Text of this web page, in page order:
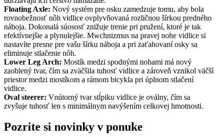
Floating Axle: Nový systém pre osku zamedzuje tomu, aby bola
rovnobežnosť nôh vidlice ovplyvňovaná rozličnou šírkou predného
náboja. Dokonalá súososť znižuje trenie pri pružení, ktoré je tak
efektívnejšie a plynulejšie. Mwchnizmus na pravej nohe vidlice si
nastavíte presne pre vašu šírku náboja a pri zaťahovaní osky sa
eliminuje stlačenie nôh.
Lower Leg Arch: Mostík medzi spodnými nohami má nový
zaoblený tvar, čím sa zväčšila tuhosť vidlice a zároveň vznikol väčší
priestor medzi mostíkom a rámom bicykla pri úplnom stlačení
vidlice.
Oval steerer: Vnútorný tvar stĺpiku vidlice je oválny, čím sa
zvyšuje tuhosť len s minimálnym navýšením celkovej hmotnosti.
Pozrite si novinky v ponuke